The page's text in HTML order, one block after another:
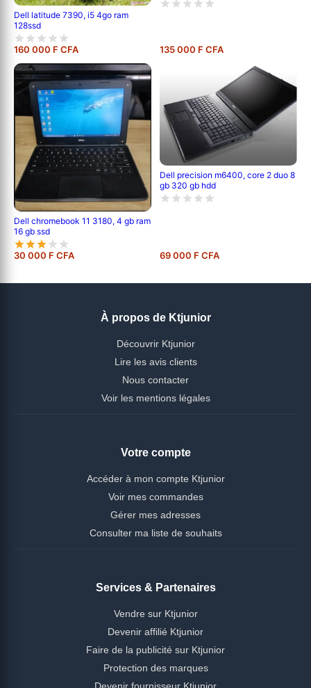
Dell latitude 7390, i5 4go ram
128ssd
160 000 F CFA 135 000 F CFA
Dell chromebook 11 3180, 4 gb ram
16 gb ssd
30 000 F CFA
Dell precision m6400, core 2 duo 8
gb 320 gb hdd
69 000 F CFA
À propos de Ktjunior
Découvrir Ktjunior
Lire les avis clients
Nous contacter
Voir les mentions légales
Votre compte
Accéder à mon compte Ktjunior
Voir mes commandes
Gérer mes adresses
Consulter ma liste de souhaits
Services & Partenaires
Vendre sur Ktjunior
Devenir affilié Ktjunior
Faire de la publicité sur Ktjunior
Protection des marques